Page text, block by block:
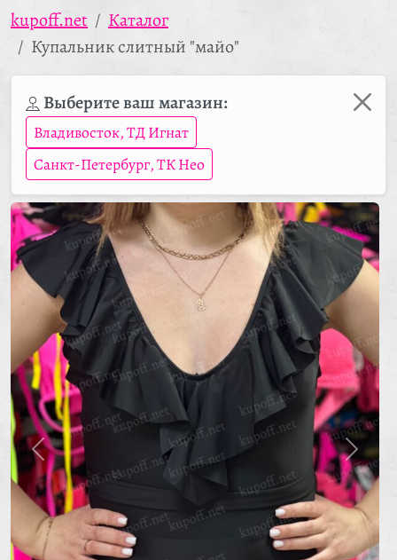
kupoff.net
Каталог
Купальник слитный "майо"
Выберите ваш магазин:
Владивосток, ТД Игнат
Санкт-Петербург, ТК Нео